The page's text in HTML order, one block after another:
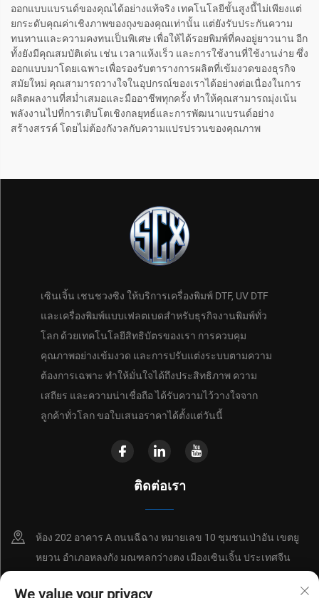
ออกแบบแบรนด์ของคุณได้อย่างแท้จริง เทคโนโลยีขั้นสูงนี้ไม่เพียงแต่
ยกระดับคุณค่าเชิงภาพของถุงของคุณเท่านั้น แต่ยังรับประกันความ
ทนทานและความคงทนเป็นพิเศษ เพื่อให้ได้รอยพิมพ์ที่คงอยู่ยาวนาน อีก
ทั้งยังมีคุณสมบัติเด่น เช่น เวลาแห้งเร็ว และการใช้งานที่ใช้งานง่าย ซึ่ง
ออกแบบมาโดยเฉพาะเพื่อรองรับตารางการผลิตที่เข้มงวดของธุรกิจ
สมัยใหม่ คุณสามารถวางใจในอุปกรณ์ของเราได้อย่างต่อเนื่องในการ
ผลิตผลงานที่สม่ำเสมอและมืออาชีพทุกครั้ง ทำให้คุณสามารถมุ่งเน้น
พลังงานไปที่การเติบโตเชิงกลยุทธ์และการพัฒนาแบรนด์อย่าง
สร้างสรรค์ โดยไม่ต้องกังวลกับความแปรปรวนของคุณภาพ
เซินเจิ้น เชนชวงซิง ให้บริการเครื่องพิมพ์ DTF, UV DTF
และเครื่องพิมพ์แบบเฟลตเบดสำหรับธุรกิจงานพิมพ์ทั่ว
โลก ด้วยเทคโนโลยีสิทธิบัตรของเรา การควบคุม
คุณภาพอย่างเข้มงวด และการปรับแต่งระบบตามความ
ต้องการเฉพาะ ทำให้มั่นใจได้ถึงประสิทธิภาพ ความ
เสถียร และความน่าเชื่อถือ ได้รับความไว้วางใจจาก
ลูกค้าทั่วโลก ขอใบเสนอราคาได้ตั้งแต่วันนี้
ติดต่อเรา
ห้อง 202 อาคาร A ถนนฉีฉาง หมายเลข 10 ชุมชนเป่าอัน เขตยู
หยวน อำเภอหลงกัง มณฑลกว่างตง เมืองเซินเจิ้น ประเทศจีน
+86-18214652676
We value your privacy